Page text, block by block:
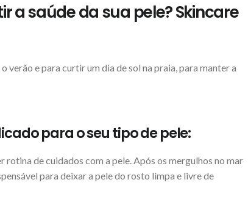
a saúde da sua pele? Skincare
verão e para curtir um dia de sol na praia, para manter a
para o seu tipo de pele:
rotina de cuidados com a pele. Após os mergulhos no mar
para deixar a pele do rosto limpa e livre de